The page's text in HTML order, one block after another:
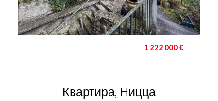
1 222 000 €
Квартира, Ницца